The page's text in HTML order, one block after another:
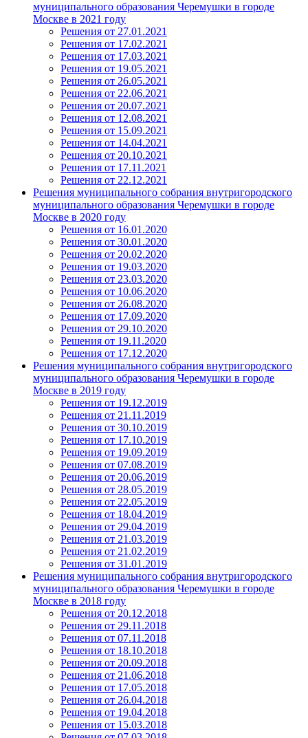
муниципального образования Черемушки в городе
Москве в 2021 году
Решения от 27.01.2021
Решения от 17.02.2021
Решения от 17.03.2021
Решения от 19.05.2021
Решения от 26.05.2021
Решения от 22.06.2021
Решения от 20.07.2021
Решения от 12.08.2021
Решения от 15.09.2021
Решения от 14.04.2021
Решения от 20.10.2021
Решения от 17.11.2021
Решения от 22.12.2021
Решения муниципального собрания внутригородского
муниципального образования Черемушки в городе
Москве в 2020 году
Решения от 16.01.2020
Решения от 30.01.2020
Решения от 20.02.2020
Решения от 19.03.2020
Решения от 23.03.2020
Решения от 10.06.2020
Решения от 26.08.2020
Решения от 17.09.2020
Решения от 29.10.2020
Решения от 19.11.2020
Решения от 17.12.2020
Решения муниципального собрания внутригородского
муниципального образования Черемушки в городе
Москве в 2019 году
Решения от 19.12.2019
Решения от 21.11.2019
Решения от 30.10.2019
Решения от 17.10.2019
Решения от 19.09.2019
Решения от 07.08.2019
Решения от 20.06.2019
Решения от 28.05.2019
Решения от 22.05.2019
Решения от 18.04.2019
Решения от 29.04.2019
Решения от 21.03.2019
Решения от 21.02.2019
Решения от 31.01.2019
Решения муниципального собрания внутригородского
муниципального образования Черемушки в городе
Москве в 2018 году
Решения от 20.12.2018
Решения от 29.11.2018
Решения от 07.11.2018
Решения от 18.10.2018
Решения от 20.09.2018
Решения от 21.06.2018
Решения от 17.05.2018
Решения от 26.04.2018
Решения от 19.04.2018
Решения от 15.03.2018